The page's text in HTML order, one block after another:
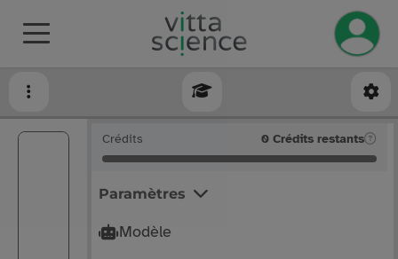
Gérez
Crédits 0 Crédits restants
Paramètres
Modèle